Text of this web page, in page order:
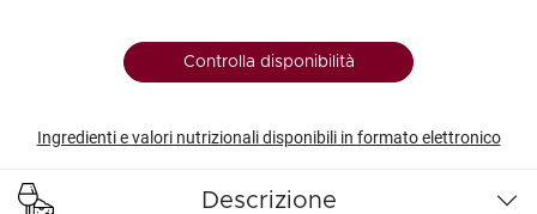
Controlla disponibilità
Ingredienti e valori nutrizionali disponibili in formato elettronico
Descrizione